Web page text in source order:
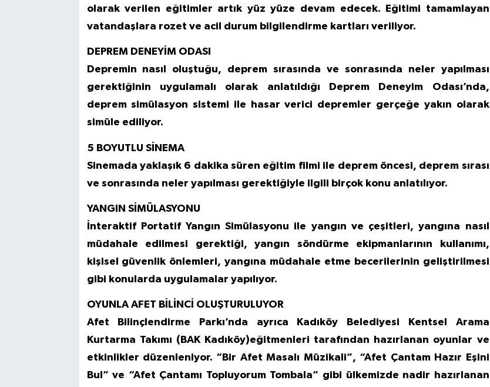
olarak verilen eğitimler artık yüz yüze devam edecek. Eğitimi tamamlayan
vatandaşlara rozet ve acil durum bilgilendirme kartları veriliyor.
DEPREM DENEYİM ODASI
Depremin nasıl oluştuğu, deprem sırasında ve sonrasında neler yapılması
gerektiğinin uygulamalı olarak anlatıldığı Deprem Deneyim Odası’nda,
deprem simülasyon sistemi ile hasar verici depremler gerçeğe yakın olarak
simüle ediliyor.
5 BOYUTLU SİNEMA
Sinemada yaklaşık 6 dakika süren eğitim filmi ile deprem öncesi, deprem sırası
ve sonrasında neler yapılması gerektiğiyle ilgili birçok konu anlatılıyor.
YANGIN SİMÜLASYONU
İnteraktif Portatif Yangın Simülasyonu ile yangın ve çeşitleri, yangına nasıl
müdahale edilmesi gerektiği, yangın söndürme ekipmanlarının kullanımı,
kişisel güvenlik önlemleri, yangına müdahale etme becerilerinin geliştirilmesi
gibi konularda uygulamalar yapılıyor.
OYUNLA AFET BİLİNCİ OLUŞTURULUYOR
Afet Bilinçlendirme Parkı’nda ayrıca Kadıköy Belediyesi Kentsel Arama
Kurtarma Takımı (BAK Kadıköy)eğitmenleri tarafından hazırlanan oyunlar ve
etkinlikler düzenleniyor. “Bir Afet Masalı Müzikali”, “Afet Çantam Hazır Eşini
Bul” ve “Afet Çantamı Topluyorum Tombala” gibi ülkemizde nadir hazırlanan